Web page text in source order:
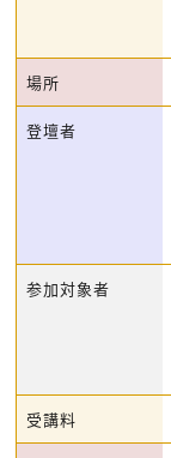
場所
登壇者
参加対象者
受講料